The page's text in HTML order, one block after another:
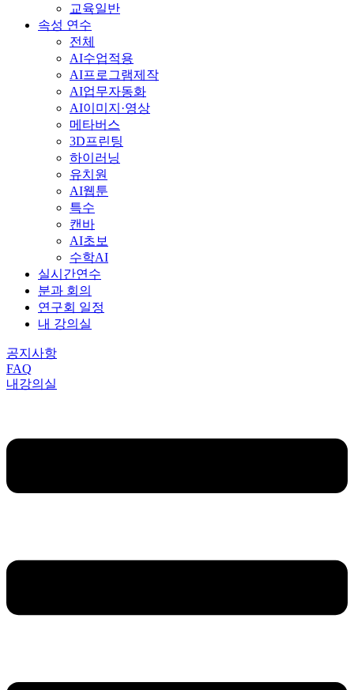
교육일반
속성 연수
전체
AI수업적용
AI프로그램제작
AI업무자동화
AI이미지·영상
메타버스
3D프린팅
하이러닝
유치원
AI웹툰
특수
캔바
AI초보
수학AI
실시간연수
분과 회의
연구회 일정
내 강의실
공지사항
FAQ
내강의실